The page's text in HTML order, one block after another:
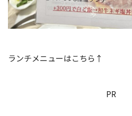
ランチメニューはこちら↑
PR